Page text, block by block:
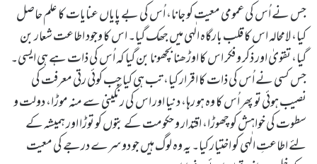
جس نے اُس کی عمومی معیت کو جانا، اُس کی بے پایاں عنایات کا علم حاصل
کیا، لامحالہ اس کا قلب بارگاہ الٰہی میں جھک گیا۔ اس کا وجود اطاعت شعار بن
گیا، تقویٰ اور ذکر و فکر اس کا اوڑھنا بچھونا بن گیا کہ اُس کی ذات ہے ہی ایسی۔
جس کسی نے اُس کی ذات کا اقرار کیا، تب ہی کیا جب کوئی رتی معرفت کی
نصیب ہوئی تو پھر اُس کا وہ ہو رہا، دنیا اور اس کی رنگینی سے منہ موڑا، دولت و
سطوت کی خواہش کو چھوڑا، اقتدار و حکومت کے بتوں کو توڑا اور ہمیشہ کے
لئے اطاعتِ الٰہی کو اختیار کیا۔ یہ وہ لوگ ہیں جو دوسرے درجے کی معیت